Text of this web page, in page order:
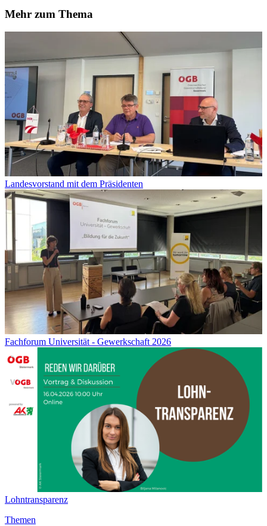
Mehr zum Thema
Landesvorstand mit dem Präsidenten
Fachforum Universität - Gewerkschaft 2026
Lohntransparenz
Themen